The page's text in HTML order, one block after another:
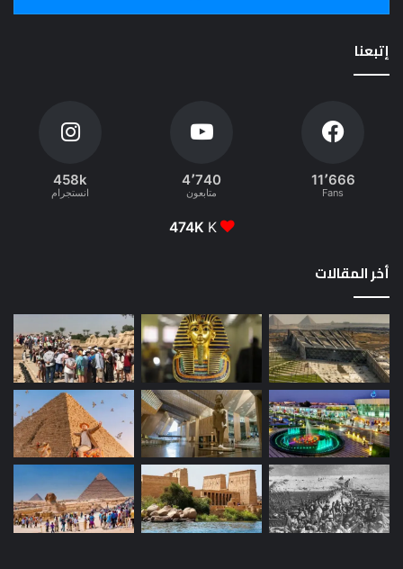
إتبعنا
11٬666
Fans
4٬740
متابعون
458k
انستجرام
474K K
أخر المقالات